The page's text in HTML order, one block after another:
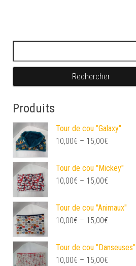
Produits
Tour de cou "Galaxy"
10,00€ – 15,00€
Tour de cou "Mickey"
10,00€ – 15,00€
Tour de cou "Animaux"
10,00€ – 15,00€
Tour de cou "Danseuses"
10,00€ – 15,00€